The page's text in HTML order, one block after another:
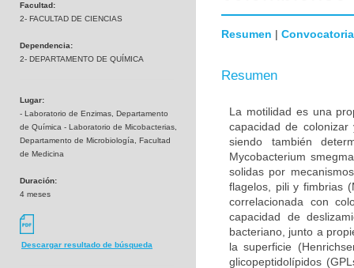
Facultad:
2- FACULTAD DE CIENCIAS
Dependencia:
2- DEPARTAMENTO DE QUÍMICA
Lugar:
- Laboratorio de Enzimas, Departamento
de Química - Laboratorio de Micobacterias,
Departamento de Microbiología, Facultad
de Medicina
Duración:
4 meses
Descargar resultado de búsqueda
Resumen | Convocatoria
Resumen
La motilidad es una
capacidad de
siendo también
Mycobacterium
solidas por
flagelos, pili y fimbrias
correlacionada con
capacidad de
bacteriano, junto a
la superficie
glicopeptidolípidos